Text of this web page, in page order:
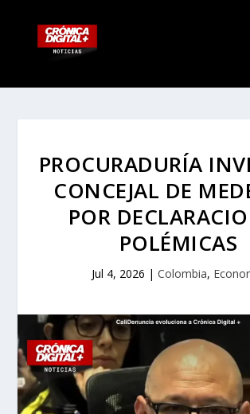
PROCURADURÍA
CONCEJAL DE
POR
POLÉMICAS
Jul 4, 2026 | Colombia,